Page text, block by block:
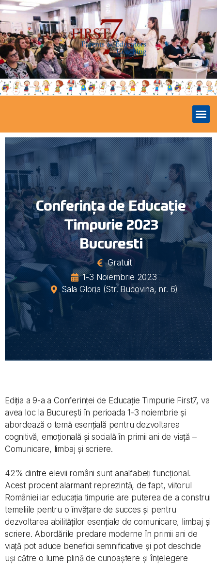
Conferința de Educație
Timpurie 2023
Bucuresti
Gratuit
1-3 Noiembrie 2023
Sala Gloria (Str. Bucovina, nr. 6)
Ediția a 9-a a Conferinței de Educație Timpurie First7, va
avea loc la București în perioada 1-3 noiembrie și
abordează o temă esențială pentru dezvoltarea
cognitivă, emoțională și socială în primii ani de viață –
Comunicare, limbaj și scriere.
42% dintre elevii români sunt analfabeți funcțional.
Acest procent alarmant reprezintă, de fapt, viitorul
României iar educația timpurie are puterea de a construi
temeliile pentru o învățare de succes și pentru
dezvoltarea abilităților esențiale de comunicare, limbaj și
scriere. Abordările predare moderne în primii ani de
viață pot aduce beneficii semnificative și pot deschide
uși către o lume plină de cunoaștere și înțelegere